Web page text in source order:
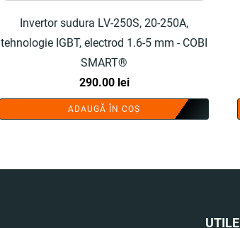
Invertor sudura LV-250S, 20-250A,
tehnologie IGBT, electrod 1.6-5 mm - COBI
SMART®
290.00 lei
ADAUGĂ ÎN COȘ
UTILE